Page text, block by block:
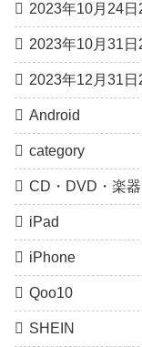
2023年10月24日
2023年10月31日
2023年12月31日
Android
category
CD・DVD・楽器
iPad
iPhone
Qoo10
SHEIN